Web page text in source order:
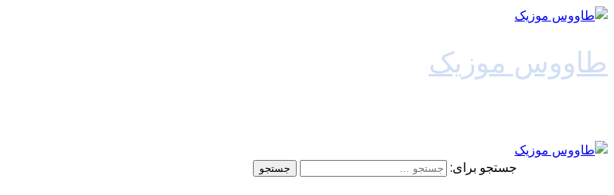
طاووس موزیک
جستجو برای: